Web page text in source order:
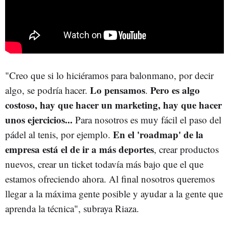
"Creo que si lo hiciéramos para balonmano, por decir
algo, se podría hacer. Lo pensamos. Pero es algo
costoso, hay que hacer un marketing, hay que hacer
unos ejercicios... Para nosotros es muy fácil el paso del
pádel al tenis, por ejemplo. En el 'roadmap' de la
empresa está el de ir a más deportes, crear productos
nuevos, crear un ticket todavía más bajo que el que
estamos ofreciendo ahora. Al final nosotros queremos
llegar a la máxima gente posible y ayudar a la gente que
aprenda la técnica", subraya Riaza.